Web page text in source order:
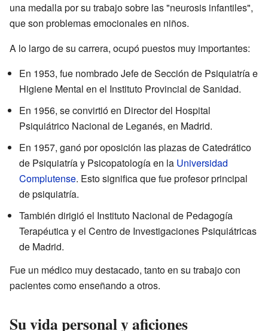
una medalla por su trabajo sobre las "neurosis infantiles",
que son problemas emocionales en niños.
A lo largo de su carrera, ocupó puestos muy importantes:
En 1953, fue nombrado Jefe de Sección de Psiquiatría e
Higiene Mental en el Instituto Provincial de Sanidad.
En 1956, se convirtió en Director del Hospital
Psiquiátrico Nacional de Leganés, en Madrid.
En 1957, ganó por oposición las plazas de Catedrático
de Psiquiatría y Psicopatología en la Universidad
Complutense. Esto significa que fue profesor principal
de psiquiatría.
También dirigió el Instituto Nacional de Pedagogía
Terapéutica y el Centro de Investigaciones Psiquiátricas
de Madrid.
Fue un médico muy destacado, tanto en su trabajo con
pacientes como enseñando a otros.
Su vida personal y aficiones